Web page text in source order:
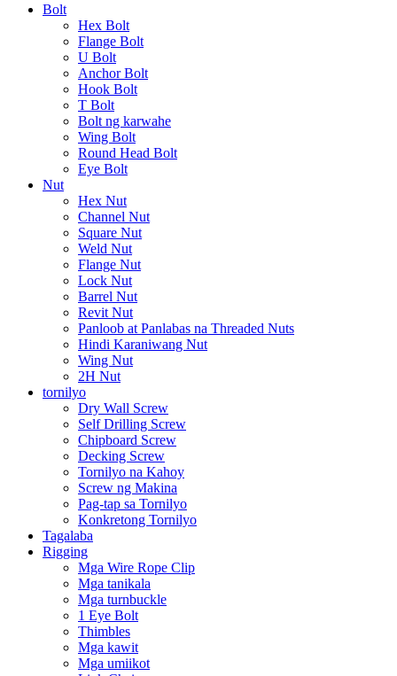
Bolt
Hex Bolt
Flange Bolt
U Bolt
Anchor Bolt
Hook Bolt
T Bolt
Bolt ng karwahe
Wing Bolt
Round Head Bolt
Eye Bolt
Nut
Hex Nut
Channel Nut
Square Nut
Weld Nut
Flange Nut
Lock Nut
Barrel Nut
Revit Nut
Panloob at Panlabas na Threaded Nuts
Hindi Karaniwang Nut
Wing Nut
2H Nut
tornilyo
Dry Wall Screw
Self Drilling Screw
Chipboard Screw
Decking Screw
Tornilyo na Kahoy
Screw ng Makina
Pag-tap sa Tornilyo
Konkretong Tornilyo
Tagalaba
Rigging
Mga Wire Rope Clip
Mga tanikala
Mga turnbuckle
1 Eye Bolt
Thimbles
Mga kawit
Mga umiikot